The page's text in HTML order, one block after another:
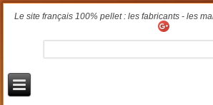
Le site français 100% pellet : les fabricants - les